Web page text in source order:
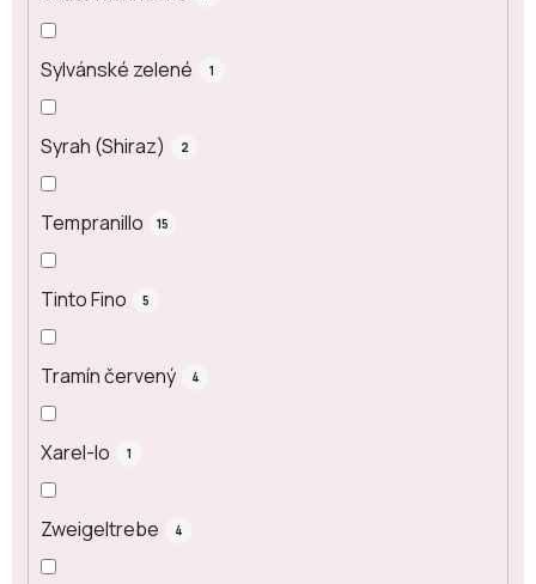
Sylvánské zelené 1
Syrah (Shiraz) 2
Tempranillo 15
Tinto Fino 5
Tramín červený 4
Xarel-lo 1
Zweigeltrebe 4